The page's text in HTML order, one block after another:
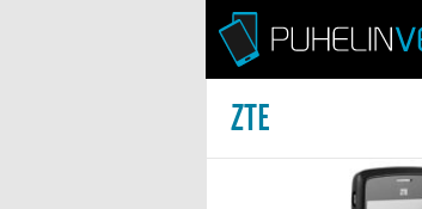
ZTE
HU: Vain yksi Suomen 5G-verkoista